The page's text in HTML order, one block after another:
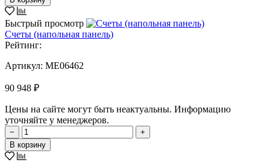
Быстрый просмотр
Счеты (напольная панель)
Рейтинг:
Артикул: MЕ06462
90 948 ₽
Цены на сайте могут быть неактуальны. Информацию
уточняйте у менеджеров.
−
+
В корзину